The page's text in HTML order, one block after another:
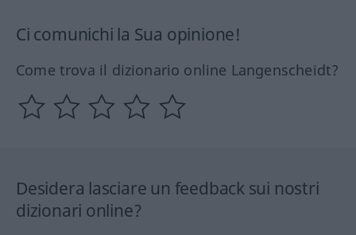
Ci comunichi la Sua opinione!
Come trova il dizionario online Langenscheidt?
Desidera lasciare un feedback sui nostri
dizionari online?